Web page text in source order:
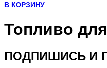
В КОРЗИНУ
Топливо
ПОДПИШИСЬ И